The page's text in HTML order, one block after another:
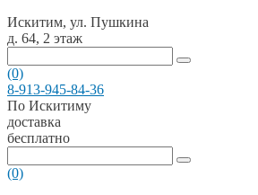
Искитим, ул. Пушкина
д. 64, 2 этаж
(0)
8-913-945-84-36
По Искитиму
доставка
бесплатно
(0)